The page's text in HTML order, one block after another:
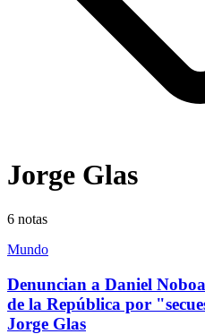
Jorge Glas
6 notas
Mundo
Denuncian a Daniel
de la República por
Jorge Glas